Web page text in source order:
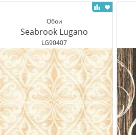
Обои
Seabrook Lugano
LG90407